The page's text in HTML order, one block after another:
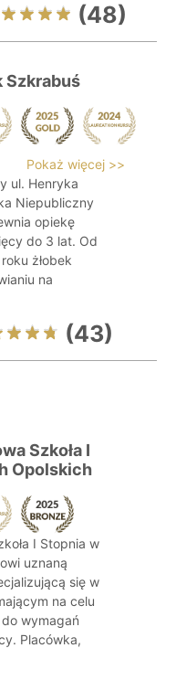
(48)
Szkrabuś
Pokaż więcej >>
ul. Henryka
Niepubliczny
opiekę
do 3 lat. Od
żłobek
na
(43)
Szkoła I
Opolskich
I Stopnia w
uznaną
się w
na celu
wymagań
Placówka,